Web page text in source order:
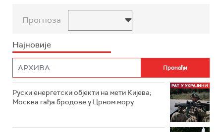
Прогноза
Најновије
Руски енергетски објекти на мети Кијева;
Москва гађа бродове у Црном мору